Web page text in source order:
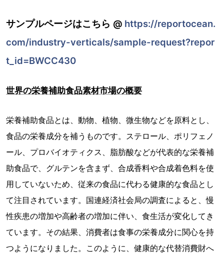
サンプルページはこちら @ https://reportocean.
com/industry-verticals/sample-request?repor
t_id=BWCC430
世界の栄養補助食品素材市場の概要
栄養補助食品とは、動物、植物、微生物などを原料とし、
食品の栄養成分を補うものです。ステロール、ポリフェノ
ール、プロバイオティクス、脂肪酸などが代表的な栄養補
助食品で、グルテンを含まず、合成香料や合成着色料を使
用していないため、従来の食品に代わる健康的な食品とし
て注目されています。国連経済社会局の調査によると、慢
性疾患の増加や高齢者の増加に伴い、食生活が変化してき
ています。その結果、消費者は食事の栄養成分に関心を持
つようになりました。このように、健康的な代替消費財へ